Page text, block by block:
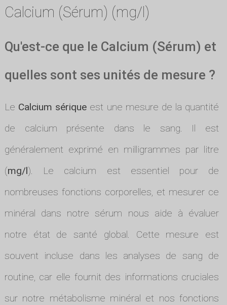
Calcium (Sérum) (mg/l)
Qu'est-ce que le Calcium (Sérum) et
quelles sont ses unités de mesure ?
Le Calcium sérique est une mesure de la quantité
de calcium présente dans le sang. Il est
généralement exprimé en milligrammes par litre
(mg/l). Le calcium est essentiel pour de
nombreuses fonctions corporelles, et mesurer ce
minéral dans notre sérum nous aide à évaluer
notre état de santé global. Cette mesure est
souvent incluse dans les analyses de sang de
routine, car elle fournit des informations cruciales
sur notre métabolisme minéral et nos fonctions